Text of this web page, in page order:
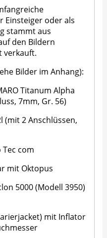
Einsteiger oder als
stammt aus
den Bildern
verkauft.
Bilder im Anhang):
Titanum Alpha
7mm, Gr. 56)
(mit 2 Anschlüssen,
com
mit Oktopus
5000 (Modell 3950)
mit Inflator